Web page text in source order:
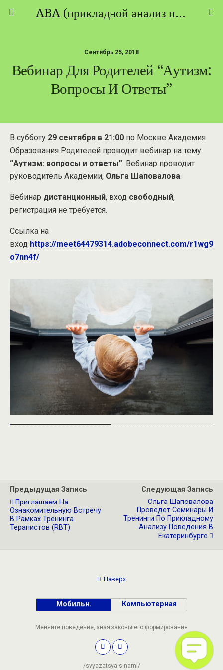
ABA (прикладной анализ поведения) - ТЕОРИЯ И ПРАКТИКА
Сентябрь 25, 2018
Вебинар Для Родителей “Аутизм:
Вопросы И Ответы”
В субботу 29 сентября в 21:00 по Москве Академия
Образования Родителей проводит вебинар на тему
“Аутизм: вопросы и ответы”. Вебинар проводит
руководитель Академии, Ольга Шаповалова.
Вебинар дистанционный, вход свободный,
регистрация не требуется.
Ссылка на
вход https://meet64479314.adobeconnect.com/r1wg9
o7nn4f/
Предыдущая Запись
Приглашаем На
Ознакомительную Встречу
В Рамках Тренинга
Терапистов (RBT)
Следующая Запись
Ольга Шаповалова
Проведет Семинары И
Тренинги По Прикладному
Анализу Поведения В
Екатеринбурге
Наверх
Мобильн. Компьютерная
Меняйте поведение, зная законы его формирования
/svyazatsya-s-nami/